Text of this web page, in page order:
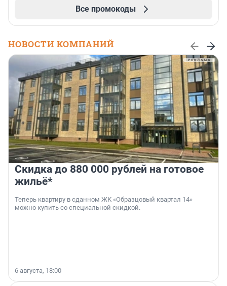
Все промокоды
НОВОСТИ КОМПАНИЙ
Скидка до 880 000 рублей на готовое
жильё*
Теперь квартиру в сданном ЖК «Образцовый квартал 14»
можно купить со специальной скидкой.
6 августа, 18:00